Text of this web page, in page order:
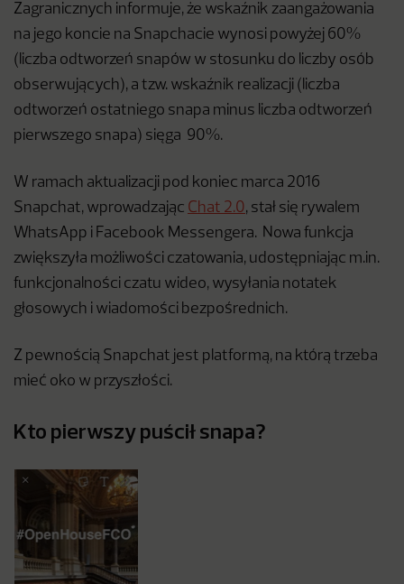
Zagranicznych informuje, że wskaźnik zaangażowania
na jego koncie na Snapchacie wynosi powyżej 60%
(liczba odtworzeń snapów w stosunku do liczby osób
obserwujących), a tzw. wskaźnik realizacji (liczba
odtworzeń ostatniego snapa minus liczba odtworzeń
pierwszego snapa) sięga 90%.
W ramach aktualizacji pod koniec marca 2016
Snapchat, wprowadzając Chat 2.0, stał się rywalem
WhatsApp i Facebook Messengera. Nowa funkcja
zwiększyła możliwości czatowania, udostępniając m.in.
funkcjonalności czatu wideo, wysyłania notatek
głosowych i wiadomości bezpośrednich.
Z pewnością Snapchat jest platformą, na którą trzeba
mieć oko w przyszłości.
Kto pierwszy puścił snapa?